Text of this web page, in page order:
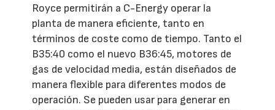
Royce permitirán a C-Energy operar la
planta de manera eficiente, tanto en
términos de coste como de tiempo. Tanto el
B35:40 como el nuevo B36:45, motores de
gas de velocidad media, están diseñados de
manera flexible para diferentes modos de
operación. Se pueden usar para generar en